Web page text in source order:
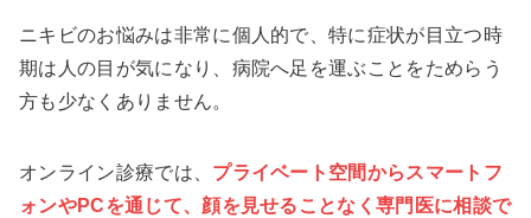
ニキビのお悩みは非常に個人的で、特に症状が目立つ時
期は人の目が気になり、病院へ足を運ぶことをためらう
方も少なくありません。
オンライン診療では、 プライベート空間からスマートフ
ォンやPCを通じて、顔を見せることなく専門医に相談で